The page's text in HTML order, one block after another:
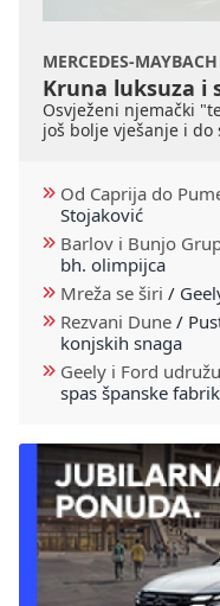
MERCEDES-
Kruna luksuza i
Osvježeni njemački
još bolje vješanje i do
Od Caprija do
Stojaković
Barlov i Bunjo
bh. olimpijca
Mreža se širi /
Rezvani Dune /
konjskih snaga
Geely i Ford
spas španske